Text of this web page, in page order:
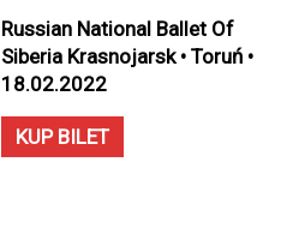
Russian National Ballet Of
Siberia Krasnojarsk • Toruń •
18.02.2022
KUP BILET